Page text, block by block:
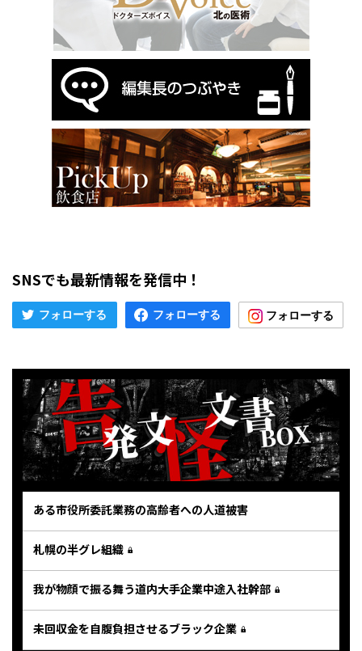
SNSでも最新情報を発信中！
ある市役所委託業務の高齢者への人道被害
札幌の半グレ組織
我が物顔で振る舞う道内大手企業中途入社幹部
未回収金を自腹負担させるブラック企業